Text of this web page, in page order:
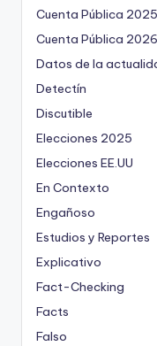
Cuenta Pública 2025
Cuenta Pública 2026
Datos de la
Detectín
Discutible
Elecciones 2025
Elecciones EE.UU
En Contexto
Engañoso
Estudios y Reportes
Explicativo
Fact-Checking
Facts
Falso